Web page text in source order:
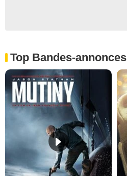
Top Bandes-annonces